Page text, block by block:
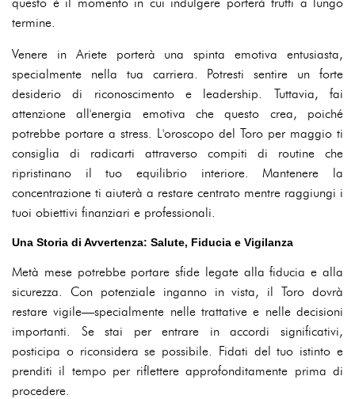
termine.
Venere in Ariete porterà una spinta emotiva entusiasta,
specialmente nella tua carriera. Potresti sentire un forte
desiderio di riconoscimento e leadership. Tuttavia, fai
attenzione all'energia emotiva che questo crea, poiché
potrebbe portare a stress. L'oroscopo del Toro per maggio ti
consiglia di radicarti attraverso compiti di routine che
ripristinano il tuo equilibrio interiore. Mantenere la
concentrazione ti aiuterà a restare centrato mentre raggiungi i
tuoi obiettivi finanziari e professionali.
Una Storia di Avvertenza: Salute, Fiducia e Vigilanza
Metà mese potrebbe portare sfide legate alla fiducia e alla
sicurezza. Con potenziale inganno in vista, il Toro dovrà
restare vigile—specialmente nelle trattative e nelle decisioni
importanti. Se stai per entrare in accordi significativi,
posticipa o riconsidera se possibile. Fidati del tuo istinto e
prenditi il tempo per riflettere approfonditamente prima di
procedere.